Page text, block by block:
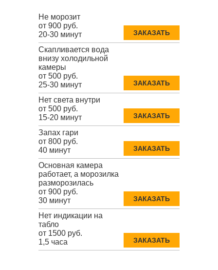
Не морозит
от 900 руб.
20-30 минут
ЗАКАЗАТЬ
Скапливается вода
внизу холодильной
камеры
от 500 руб.
25-30 минут
ЗАКАЗАТЬ
Нет света внутри
от 500 руб.
15-20 минут
ЗАКАЗАТЬ
Запах гари
от 800 руб.
40 минут
ЗАКАЗАТЬ
Основная камера
работает, а морозилка
разморозилась
от 900 руб.
30 минут
ЗАКАЗАТЬ
Нет индикации на
табло
от 1500 руб.
1,5 часа
ЗАКАЗАТЬ